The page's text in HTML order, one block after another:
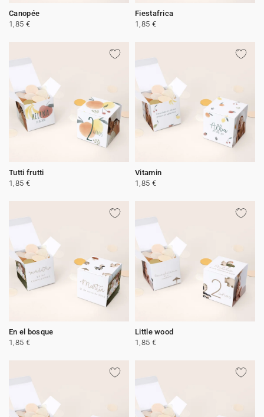
Canopée
1,85 €
Fiestafrica
1,85 €
Tutti frutti
1,85 €
Vitamin
1,85 €
En el bosque
1,85 €
Little wood
1,85 €